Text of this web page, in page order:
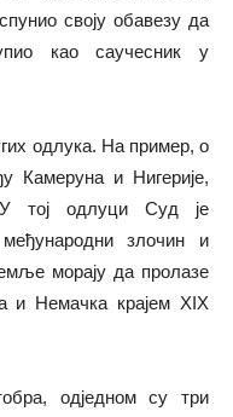
своју обавезу да
као саучесник у
одлука. На пример, о
и Нигерије,
У тој одлуци Суд је
злочин и
морају да пролазе
и Немачка крајем XIX
одједном су три